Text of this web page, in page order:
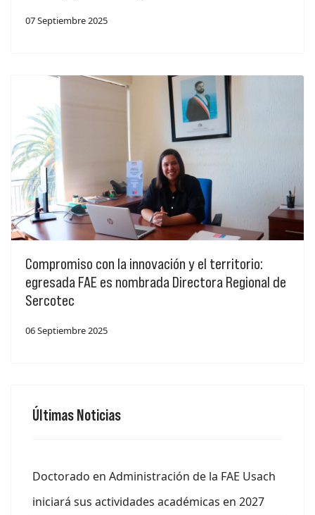
07 Septiembre 2025
Compromiso con la innovación y el territorio:
egresada FAE es nombrada Directora Regional de
Sercotec
06 Septiembre 2025
Últimas Noticias
Doctorado en Administración de la FAE Usach
iniciará sus actividades académicas en 2027